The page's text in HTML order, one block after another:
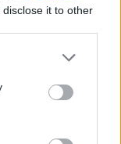
it to other
or more Google
You may click to
party tags to
in below Google